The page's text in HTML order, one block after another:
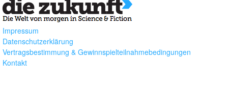
Impressum
Datenschutzerklärung
Vertragsbestimmung & Gewinnspielteilnahmebedingungen
Kontakt